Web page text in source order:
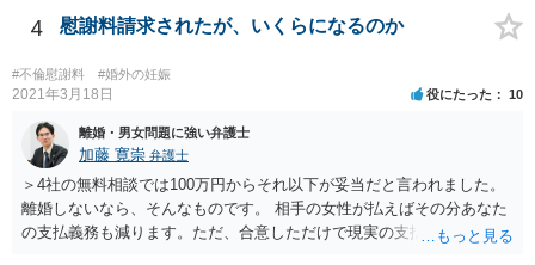
4 慰謝料請求されたが、いくらになるのか
#不倫慰謝料 #婚外の妊娠
2021年3月18日 役にたった 10
離婚・男女問題に強い弁護士
加藤 寛崇 弁護士
＞4社の無料相談では100万円からそれ以下が妥当だと言われました。
離婚しないなら、そんなものです。 相手の女性が払えばその分あなた
の支払義務も減ります。ただ、合意しただけで現実の支払がないなら